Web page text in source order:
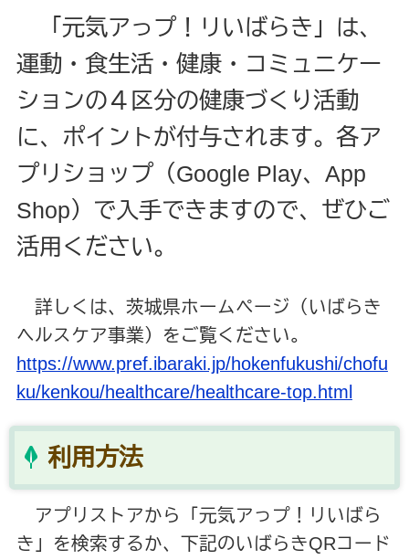
「元気アっプ！リいばらき」は、
運動・食生活・健康・コミュニケー
ションの４区分の健康づくり活動
に、ポイントが付与されます。各ア
プリショップ（Google Play、 App
Shop）で入手できますので、ぜひご
活用ください。
詳しくは、茨城県ホームページ（いばらき
ヘルスケア事業）をご覧ください。
https://www.pref.ibaraki.jp/hokenfukushi/chofu
ku/kenkou/healthcare/healthcare-top.html
利用方法
アプリストアから「元気アっプ！リいばら
き」を検索するか、下記のいばらきQRコード